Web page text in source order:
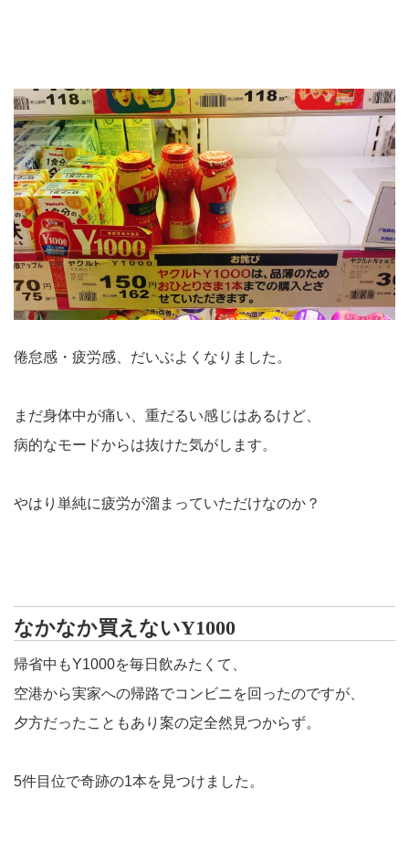
倦怠感・疲労感、だいぶよくなりました。
まだ身体中が痛い、重だるい感じはあるけど、
病的なモードからは抜けた気がします。
やはり単純に疲労が溜まっていただけなのか？
なかなか買えないY1000
帰省中もY1000を毎日飲みたくて、
空港から実家への帰路でコンビニを回ったのですが、
夕方だったこともあり案の定全然見つからず。
5件目位で奇跡の1本を見つけました。